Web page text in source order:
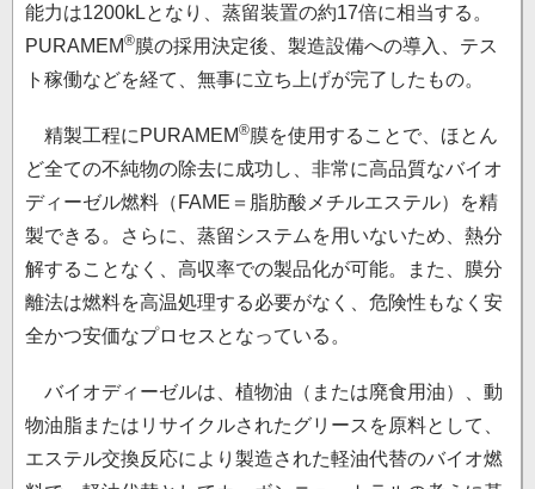
能力は1200kLとなり、蒸留装置の約17倍に相当する。
PURAMEM®膜の採用決定後、製造設備への導入、テス
ト稼働などを経て、無事に立ち上げが完了したもの。
精製工程にPURAMEM®膜を使用することで、ほとん
ど全ての不純物の除去に成功し、非常に高品質なバイオ
ディーゼル燃料（FAME＝脂肪酸メチルエステル）を精
製できる。さらに、蒸留システムを用いないため、熱分
解することなく、高収率での製品化が可能。また、膜分
離法は燃料を高温処理する必要がなく、危険性もなく安
全かつ安価なプロセスとなっている。
バイオディーゼルは、植物油（または廃食用油）、動
物油脂またはリサイクルされたグリースを原料として、
エステル交換反応により製造された軽油代替のバイオ燃